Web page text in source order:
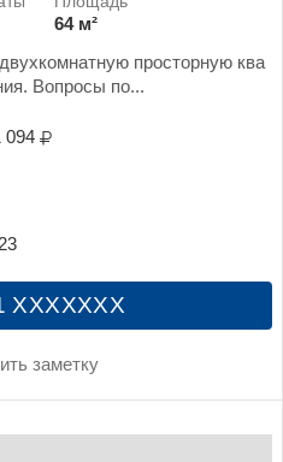
64 м²
просторную ква
Вопросы по...
094
XXXXXXX
заметку